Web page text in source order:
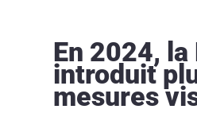
En 2024, la
introduit
mesures